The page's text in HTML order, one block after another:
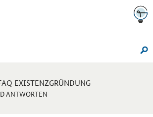
EXISTENZGRÜNDUNG
ANTWORTEN